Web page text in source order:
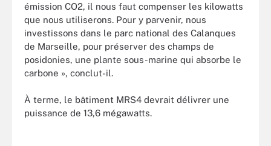
émission CO2, il nous faut compenser les kilowatts
que nous utiliserons. Pour y parvenir, nous
investissons dans le parc national des Calanques
de Marseille, pour préserver des champs de
posidonies, une plante sous-marine qui absorbe le
carbone », conclut-il.
À terme, le bâtiment MRS4 devrait délivrer une
puissance de 13,6 mégawatts.